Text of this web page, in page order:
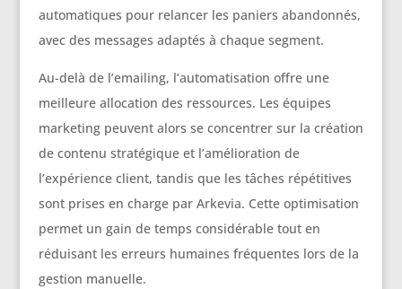
automatiques pour relancer les paniers abandonnés,
avec des messages adaptés à chaque segment.
Au-delà de l’emailing, l’automatisation offre une
meilleure allocation des ressources. Les équipes
marketing peuvent alors se concentrer sur la création
de contenu stratégique et l’amélioration de
l’expérience client, tandis que les tâches répétitives
sont prises en charge par Arkevia. Cette optimisation
permet un gain de temps considérable tout en
réduisant les erreurs humaines fréquentes lors de la
gestion manuelle.